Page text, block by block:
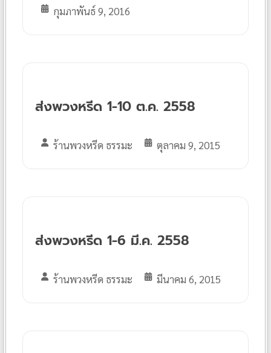
กุมภาพันธ์ 9, 2016
ส่งพวงหรีด 1-10 ต.ค. 2558
ร้านพวงหรีด ธรรมะ ตุลาคม 9, 2015
ส่งพวงหรีด 1-6 มี.ค. 2558
ร้านพวงหรีด ธรรมะ มีนาคม 6, 2015